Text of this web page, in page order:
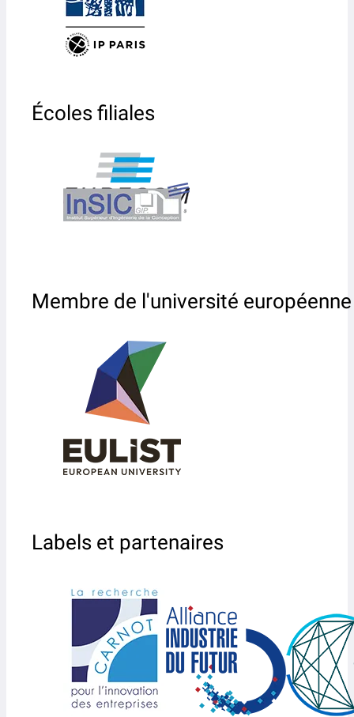
Écoles filiales
Membre de l'université européenne
Labels et partenaires